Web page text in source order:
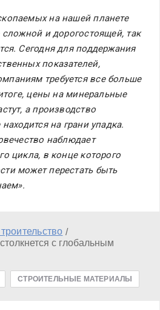
на нашей планете
сложной и дорогостоящей, так
Сегодня для поддержания
показателей,
требуется все больше
цены на минеральные
а производство
на грани упадка.
наблюдает
цикла, в конце которого
может перестать быть
/
с глобальным
СТРОИТЕЛЬНЫЕ МАТЕРИАЛЫ